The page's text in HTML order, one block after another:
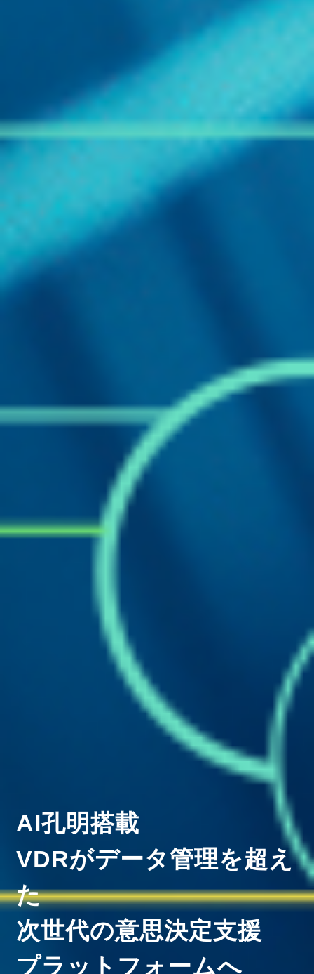
AI孔明搭載
VDRがデータ管理を超え
た
次世代の意思決定支援
プラットフォームへ